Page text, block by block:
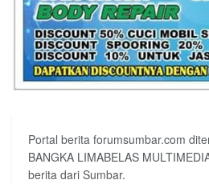
Portal berita forumsumbar.com
BANGKA LIMABELAS
berita dari Sumbar.